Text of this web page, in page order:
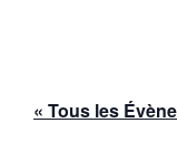
« Tous les